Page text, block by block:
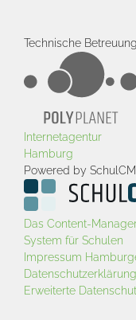
Technische
Internetagentur
Hamburg
Powered by
Das Content-
System für Schulen
Impressum
Erweiterte